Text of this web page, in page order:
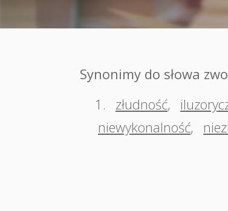
Synonimy do słowa
1.
złudność,
niewykonalność,